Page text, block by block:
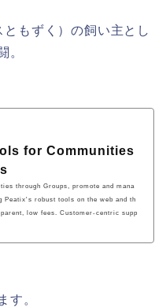
もずく）の飼い主とし
。
for Communities
through Groups, promote and mana
Peatix's robust tools on the web and th
low fees. Customer-centric supp
す。